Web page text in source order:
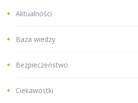
Aktualności
Baza wiedzy
Bezpieczeństwo
Ciekawostki